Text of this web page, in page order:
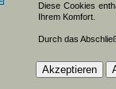
Diese Cookies
Ihrem Komfort.
Durch das